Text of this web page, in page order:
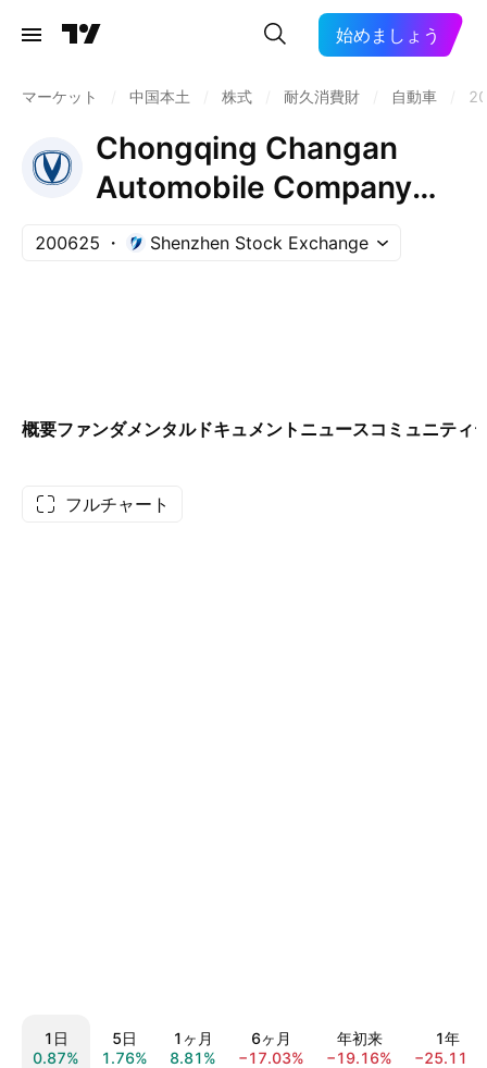
始めましょう
マーケット 中国本土 株式 耐久消費財 自動車
Chongqing Changan
Automobile Company
Limited Class B
200625 Shenzhen Stock Exchange
概要ファンダメンタルドキュメント ニュースコミュニティ
フルチャート
1日
0.87%
5日
1.76%
1ヶ月
8.81%
6ヶ月
−17.03%
年初来
−19.16%
1年
−25.11%